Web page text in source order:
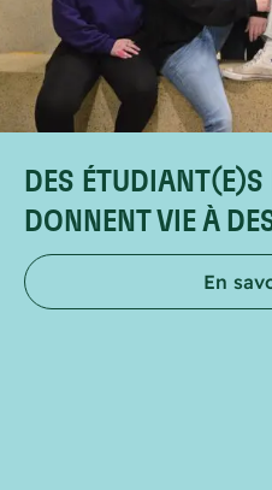
DES ÉTUDIANT(E)S
DONNENT VIE À
En